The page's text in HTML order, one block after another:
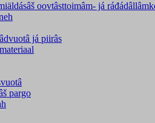
oovtâsttoimâm- já
já piirâs
pargo